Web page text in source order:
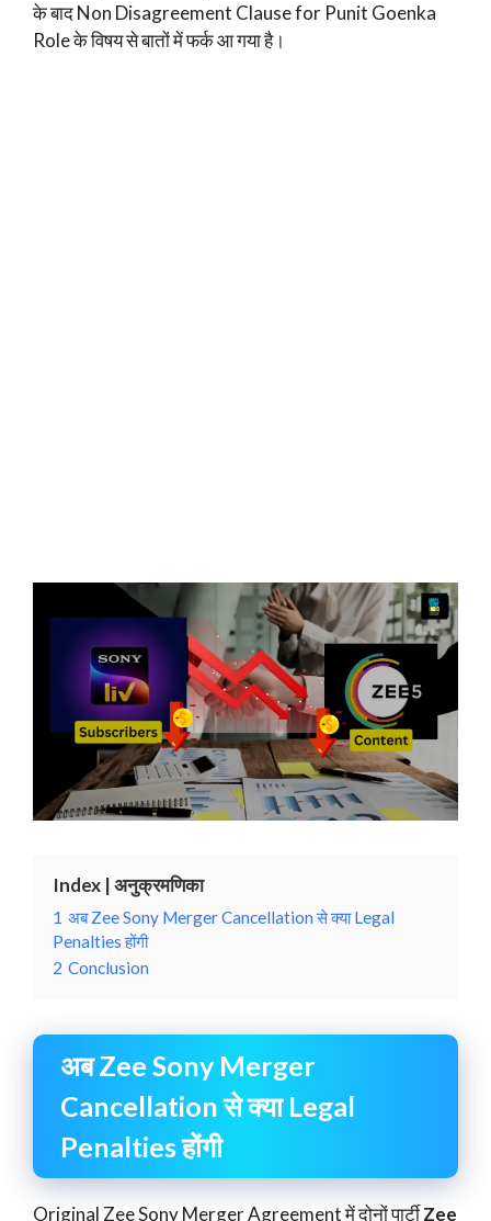
के बाद Non Disagreement Clause for Punit Goenka
Role के विषय से बातों में फर्क आ गया है।
Index | अनुक्रमणिका
1 अब Zee Sony Merger Cancellation से क्या Legal
Penalties होंगी
2 Conclusion
अब Zee Sony Merger
Cancellation से क्या Legal
Penalties होंगी
Original Zee Sony Merger Agreement में दोनों पार्टीZee